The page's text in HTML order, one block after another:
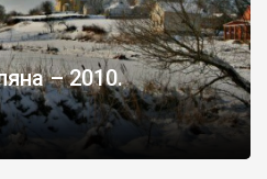
– 2010.